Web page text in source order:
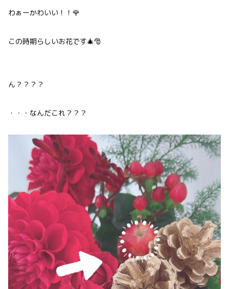
わぁーかわいい！！🌹
この時期らしいお花です🎄🎅
ん？？？？
・・・なんだこれ？？？